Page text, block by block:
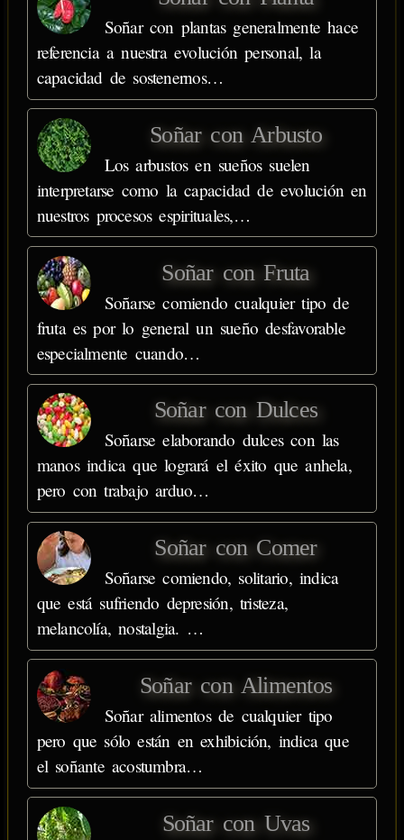
Soñar con plantas generalmente hace
referencia a nuestra evolución personal, la
capacidad de sostenernos…
Soñar con Arbusto
Los arbustos en sueños suelen
interpretarse como la capacidad de evolución en
nuestros procesos espirituales,…
Soñar con Fruta
Soñarse comiendo cualquier tipo de
fruta es por lo general un sueño desfavorable
especialmente cuando…
Soñar con Dulces
Soñarse elaborando dulces con las
manos indica que logrará el éxito que anhela,
pero con trabajo arduo…
Soñar con Comer
Soñarse comiendo, solitario, indica
que está sufriendo depresión, tristeza,
melancolía, nostalgia. …
Soñar con Alimentos
Soñar alimentos de cualquier tipo
pero que sólo están en exhibición, indica que
el soñante acostumbra…
Soñar con Uvas